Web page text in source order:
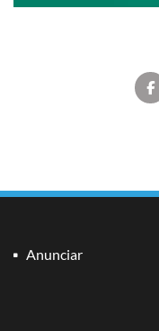
Anunciar